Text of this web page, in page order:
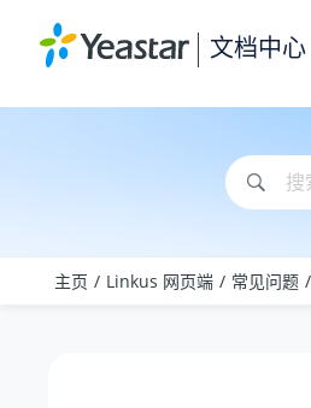
文档中心
主页 Linkus 网页端 常见问题